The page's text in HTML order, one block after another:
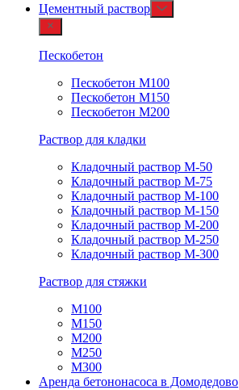
Цементный раствор
Пескобетон
Пескобетон М100
Пескобетон М150
Пескобетон М200
Раствор для кладки
Кладочный раствор М-50
Кладочный раствор М-75
Кладочный раствор М-100
Кладочный раствор М-150
Кладочный раствор М-200
Кладочный раствор М-250
Кладочный раствор М-300
Раствор для стяжки
М100
М150
М200
М250
М300
Аренда бетононасоса в Домодедово